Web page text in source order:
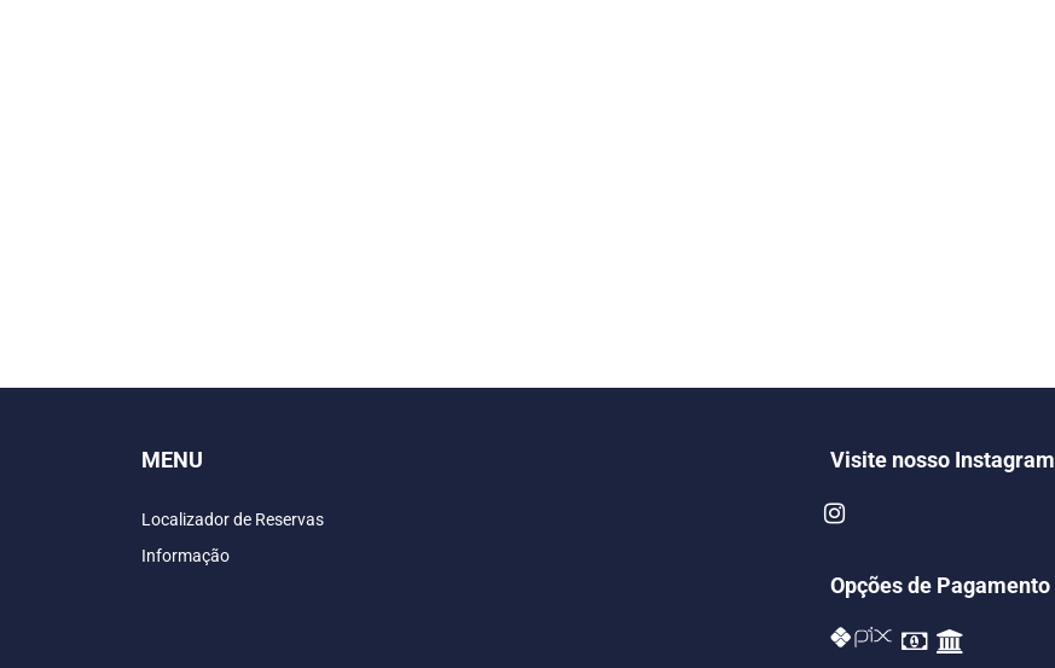
MENU
Localizador de Reservas
Informação
Visite nosso Instagram
Opções de Pagamento